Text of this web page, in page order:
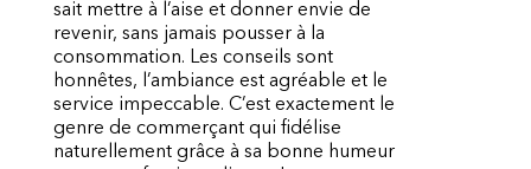
sait mettre à l’aise et donner envie de
revenir, sans jamais pousser à la
consommation. Les conseils sont
honnêtes, l’ambiance est agréable et le
service impeccable. C’est exactement le
genre de commerçant qui fidélise
naturellement grâce à sa bonne humeur